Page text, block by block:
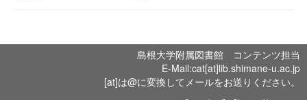
島根大学附属図書館 コンテンツ担当
E-Mail:cat[at]lib.shimane-u.ac.jp
[at]は@に変換してメールをお送りください。